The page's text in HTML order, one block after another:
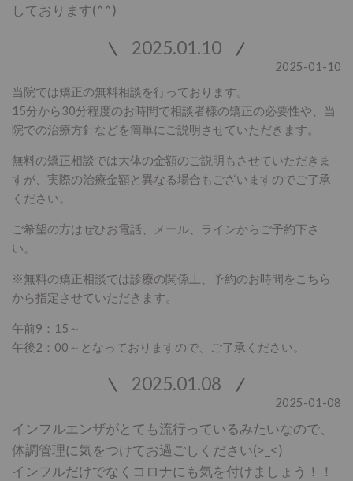
しております(^^)
2025.01.10
2025-01-10
当院では矯正の無料相談を行っております。
15分から30分程度のお時間で相談者様の矯正の必要性や、当
院での治療方針などを簡単にご説明させていただきます。
無料の矯正相談では大体の金額のご説明もさせていただきま
すが、実際の治療金額と異なる場合もございますのでご了承
ください。
ご希望の方はぜひお電話、メール、ラインからご予約下さ
い。
※無料の矯正相談では診療の関係上、予約のお時間をこちら
から指定させていただきます。
午前9：15～
午後2：00～となっておりますので、ご了承ください。
2025.01.08
2025-01-08
インフルエンザがとても流行っているみたいなので、
体調管理に気をつけてお過ごしください(>_<)
インフルだけでなくコロナにも気を付けましょう！！